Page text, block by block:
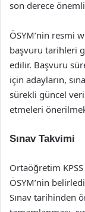
son derece
ÖSYM’nin resmi
başvuru tarihleri
edilir. Başvuru
için adayların,
sürekli güncel
etmeleri
Sınav Takvimi
Ortaöğretim KPSS
ÖSYM’nin
Sınav tarihinden